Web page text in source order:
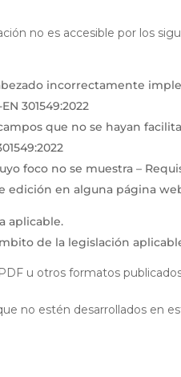
no es accesible por los
incorrectamente
301549:2022
que no se hayan
foco no se muestra –
edición en alguna página
aplicable.
de la legislación
u otros formatos
no estén desarrollados en